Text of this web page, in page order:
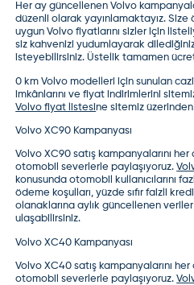
Her ay güncellenen Volvo
düzenli olarak yayınlamaktayız. Size
uygunVolvo fiyatlarını sizler için
siz kahvenizi yudumlayarak
isteyebilirsiniz. Üstelik tamamen
0 km Volvo modelleri
için sunulan
imkânlarını ve fiyat indirimlerini
Volvo fiyat listesine sitemiz
Volvo XC90 Kampanyası
Volvo XC90satış kampanyalarını
otomobil severlerle paylaşıyoruz.
konusunda otomobil kullanıcılarını
ödeme koşulları, yüzde sıfır faizli
olanaklarına aylık güncellenen veriler
ulaşabilirsiniz.
Volvo XC40 Kampanyası
Volvo XC40satış kampanyalarını
otomobil severlerle paylaşıyoruz.